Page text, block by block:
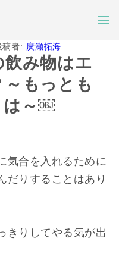
稿者: 廣瀬拓海
飲み物はエ
もっとも
は～￼
気合を入れるために
だりすることはあり
きりしてやる気が出